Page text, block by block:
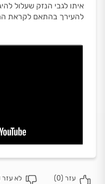
איתו לגבי הנזק שעלול
להעירך בהתאם לקראת
0
)